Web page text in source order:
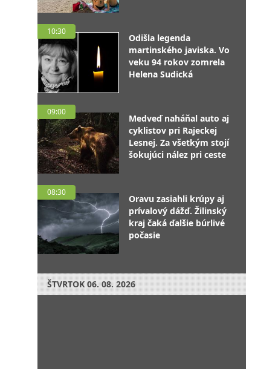
10:30
Odišla legenda
martinského javiska. Vo
veku 94 rokov zomrela
Helena Sudická
09:00
Medveď naháňal auto aj
cyklistov pri Rajeckej
Lesnej. Za všetkým stojí
šokujúci nález pri ceste
08:30
Oravu zasiahli krúpy aj
prívalový dážď. Žilinský
kraj čaká ďalšie búrlivé
počasie
ŠTVRTOK 06. 08. 2026